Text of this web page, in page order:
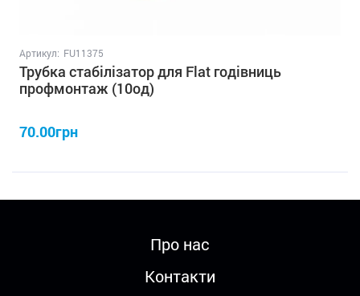
Артикул: FU11375
Трубка стабілізатор для Flat годівниць
профмонтаж (10од)
70.00грн
Про нас
Контакти